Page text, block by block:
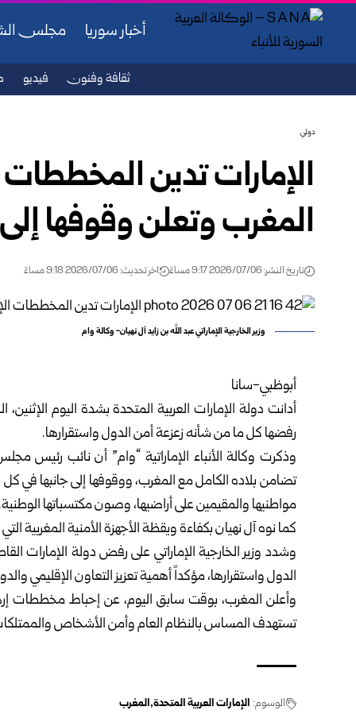
أخبار سوريا مجلس
ثقافة وفنون فيديو
دولي
الإمارات تدين
المغرب وتعلن وقوفها
تاريخ النشر: 2026/07/06 9:17 مساءً اخر تحديث: 2026/07/06 9:18 مساءً
وزير الخارجية الإماراتي عبد الله بن زايد آل نهيان- وكالة وام
أبوظبي-سانا
أدانت دولة الإمارات العربية المتحدة بشدة اليوم
رفضها كل ما من شأنه زعزعة أمن الدول واستقرارها.
وذكرت وكالة الأنباء الإماراتية “وام” أن نائب رئيس مجلس
تضامن بلاده الكامل مع المغرب، ووقوفها إلى جانبها في
مواطنيها والمقيمين على أراضيها، وصون مكتسباتها
كما نوه آل نهيان بكفاءة ويقظة الأجهزة الأمنية
وشدد وزير الخارجية الإماراتي على رفض دولة الإمارات
الدول واستقرارها، مؤكداً أهمية تعزيز التعاون الإقليمي
وأعلن المغرب، بوقت سابق اليوم، عن إحباط مخططات
تستهدف المساس بالنظام العام وأمن الأشخاص
الوسوم: الإمارات العربية المتحدة المغرب